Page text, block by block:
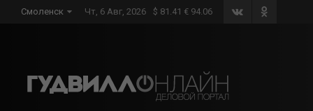
Смоленск Чт, 6 Авг, 2026 $ 81.41 € 94.06